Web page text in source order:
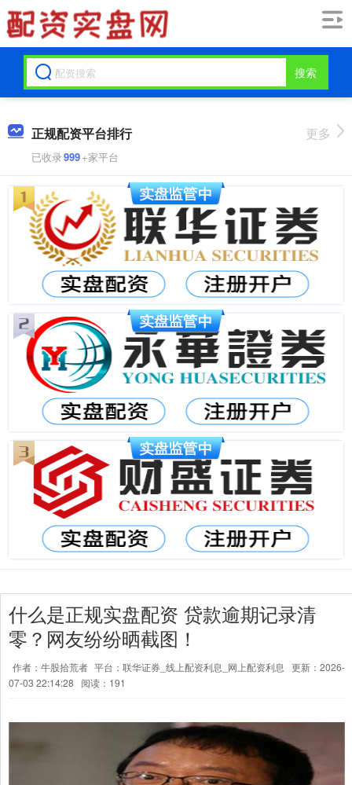
搜索
正规配资平台排行
已收录999+家平台
更多
什么是正规实盘配资 贷款逾期记录清
零？网友纷纷晒截图！
作者：牛股拾荒者 平台：联华证券_线上配资利息_网上配资利息
更新：2026-
07-03 22:14:28
阅读：191